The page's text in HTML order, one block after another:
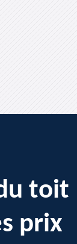
toit
prix